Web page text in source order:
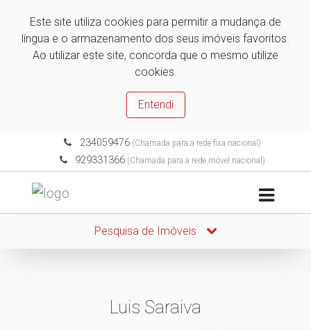
Este site utiliza cookies para permitir a mudança de
língua e o armazenamento dos seus imóveis favoritos.
Ao utilizar este site, concorda que o mesmo utilize
cookies.
Entendi
234059476(Chamada para a rede fixa nacional)
929331366 (Chamada para a rede móvel nacional)
Pesquisa de Imóveis
Luis Saraiva